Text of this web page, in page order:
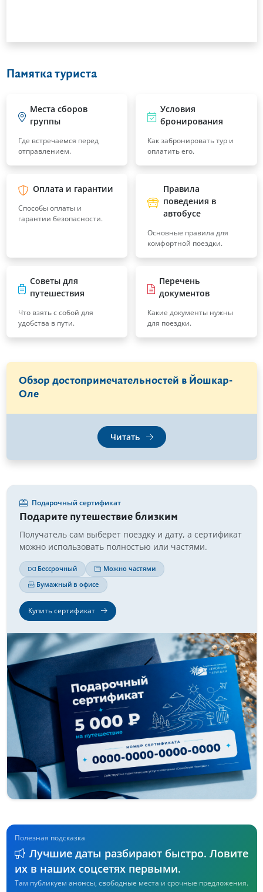
Памятка туриста
Места сборов
группы
Где встречаемся перед
отправлением.
Условия
бронирования
Как забронировать тур и
оплатить его.
Оплата и гарантии
Способы оплаты и
гарантии безопасности.
Правила
поведения в
автобусе
Основные правила для
комфортной поездки.
Советы для
путешествия
Что взять с собой для
удобства в пути.
Перечень
документов
Какие документы нужны
для поездки.
Обзор достопримечательностей в Йошкар-
Оле
Читать
Подарочный сертификат
Подарите путешествие близким
Получатель сам выберет поездку и дату, а сертификат
можно использовать полностью или частями.
Бессрочный
Можно частями
Бумажный в офисе
Купить сертификат
Полезная подсказка
Лучшие даты разбирают быстро. Ловите
их в наших соцсетях первыми.
Там публикуем анонсы, свободные места и срочные предложения.